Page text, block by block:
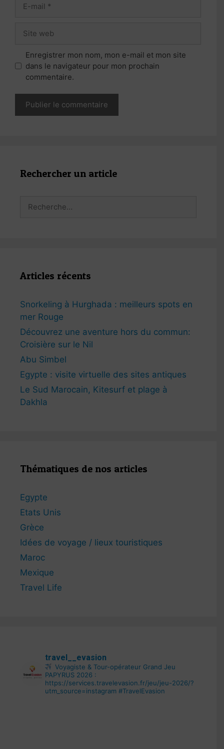
mail
web
Enregistrer mon nom, mon e-mail et mon site
dans le navigateur pour mon prochain
commentaire.
Rechercher un article
Rechercher :
Articles récents
Snorkeling à Hurghada : meilleurs spots en
mer Rouge
Découvrez une aventure hors du commun:
Croisière sur le Nil
Abu Simbel
Egypte : visite virtuelle des sites antiques
Le Sud Marocain, Kitesurf et plage à
Dakhla
Thématiques de nos articles
Egypte
Etats Unis
Grèce
Idées de voyage / lieux touristiques
Maroc
Mexique
Travel Life
travel__evasion
Voyagiste & Tour-opérateur Grand Jeu
PAPYRUS 2026 :
https://services.travelevasion.fr/jeu/jeu-2026/?
utm_source=instagram #TravelEvasion